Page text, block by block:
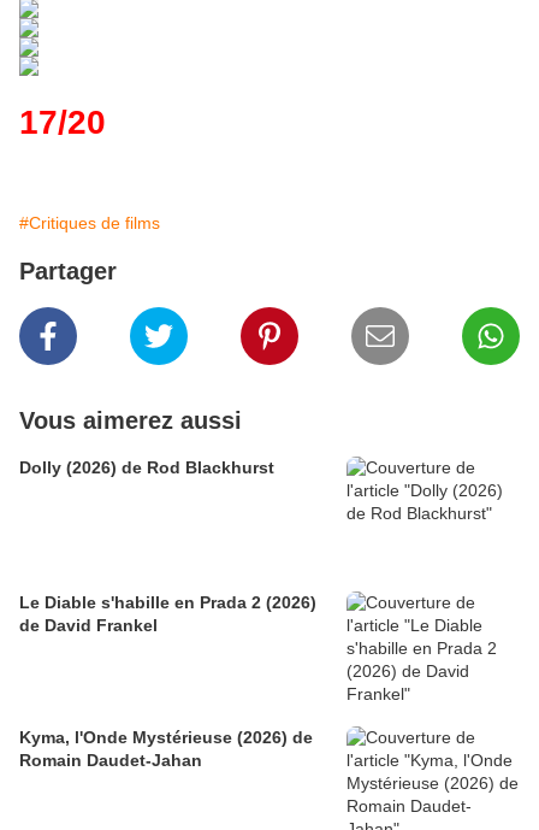
17/20
#Critiques de films
Partager
Vous aimerez aussi
Dolly (2026) de Rod Blackhurst
Le Diable s'habille en Prada 2 (2026)
de David Frankel
Kyma, l'Onde Mystérieuse (2026) de
Romain Daudet-Jahan